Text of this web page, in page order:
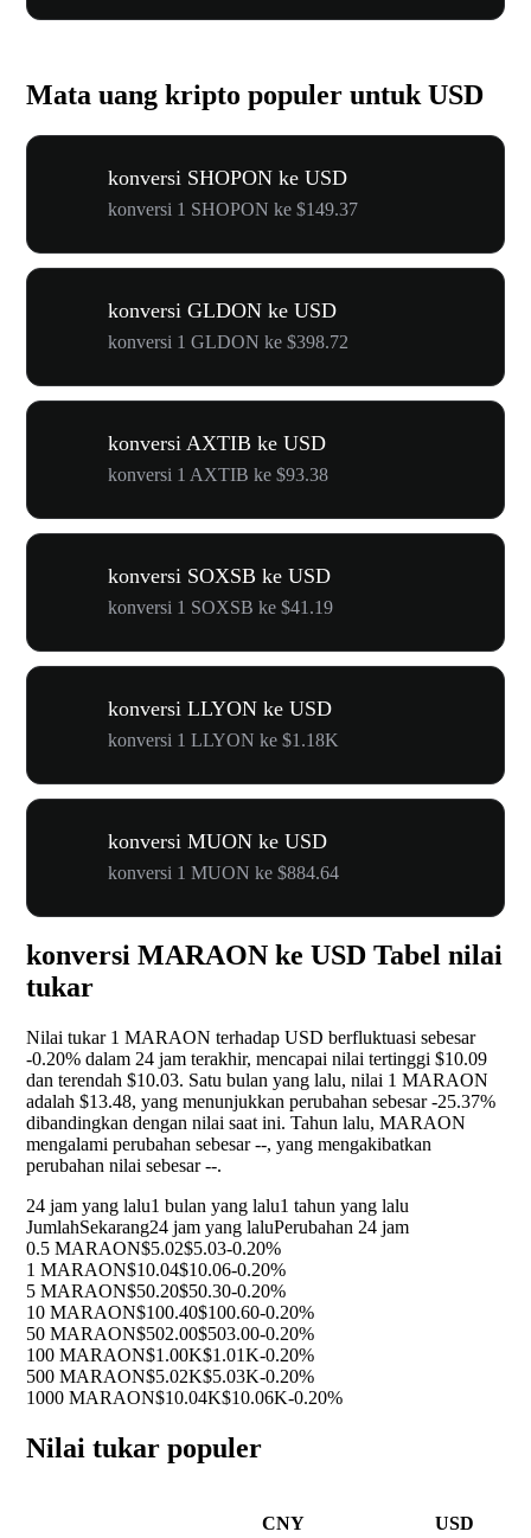
Mata uang kripto populer untuk USD
konversi SHOPON ke USD
konversi 1 SHOPON ke $149.37
konversi GLDON ke USD
konversi 1 GLDON ke $398.72
konversi AXTIB ke USD
konversi 1 AXTIB ke $93.38
konversi SOXSB ke USD
konversi 1 SOXSB ke $41.19
konversi LLYON ke USD
konversi 1 LLYON ke $1.18K
konversi MUON ke USD
konversi 1 MUON ke $884.64
konversi MARAON ke USD Tabel nilai
tukar
Nilai tukar 1 MARAON terhadap USD berfluktuasi sebesar
-0.20% dalam 24 jam terakhir, mencapai nilai tertinggi $10.09
dan terendah $10.03. Satu bulan yang lalu, nilai 1 MARAON
adalah $13.48, yang menunjukkan perubahan sebesar-25.37%
dibandingkan dengan nilai saat ini. Tahun lalu, MARAON
mengalami perubahan sebesar--, yang mengakibatkan
perubahan nilai sebesar--.
24 jam yang lalu1 bulan yang lalu1 tahun yang lalu
JumlahSekarang24 jam yang laluPerubahan 24 jam
0.5 MARAON$5.02$5.03-0.20%
1 MARAON$10.04$10.06-0.20%
5 MARAON$50.20$50.30-0.20%
10 MARAON$100.40$100.60-0.20%
50 MARAON$502.00$503.00-0.20%
100 MARAON$1.00K$1.01K-0.20%
500 MARAON$5.02K$5.03K-0.20%
1000 MARAON$10.04K$10.06K-0.20%
Nilai tukar populer
CNY USD